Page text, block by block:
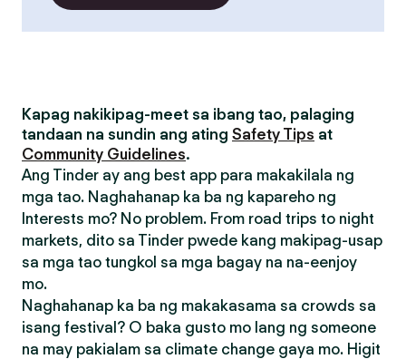
Kapag nakikipag-meet sa ibang tao, palaging
tandaan na sundin ang ating Safety Tips at
Community Guidelines.
Ang Tinder ay ang best app para makakilala ng
mga tao. Naghahanap ka ba ng kapareho ng
Interests mo? No problem. From road trips to night
markets, dito sa Tinder pwede kang makipag-usap
sa mga tao tungkol sa mga bagay na na-eenjoy
mo.
Naghahanap ka ba ng makakasama sa crowds sa
isang festival? O baka gusto mo lang ng someone
na may pakialam sa climate change gaya mo. Higit